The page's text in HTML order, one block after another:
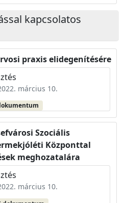
kapcsolatos
praxis elidegenítésére
március 10.
Szociális
Központtal
meghozatalára
március 10.